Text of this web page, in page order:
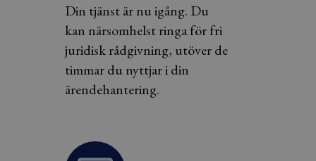
Din tjänst är nu igång. Du
kan närsomhelst ringa för fri
juridisk rådgivning, utöver de
timmar du nyttjar i din
ärendehantering.